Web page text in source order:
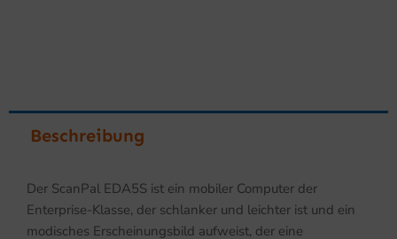
Beschreibung
Der ScanPal EDA5S ist ein mobiler Computer der
Enterprise-Klasse, der schlanker und leichter ist und ein
modisches Erscheinungsbild aufweist, der eine